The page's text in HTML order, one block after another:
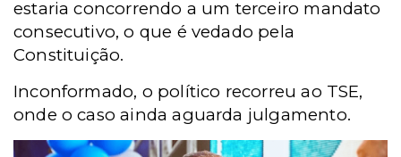
estaria concorrendo a um terceiro mandato
consecutivo, o que é vedado pela
Constituição.
Inconformado, o político recorreu ao TSE,
onde o caso ainda aguarda julgamento.